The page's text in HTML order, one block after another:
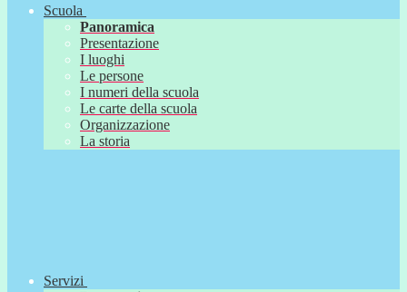
Scuola
Panoramica
Presentazione
I luoghi
Le persone
I numeri della scuola
Le carte della scuola
Organizzazione
La storia
Servizi